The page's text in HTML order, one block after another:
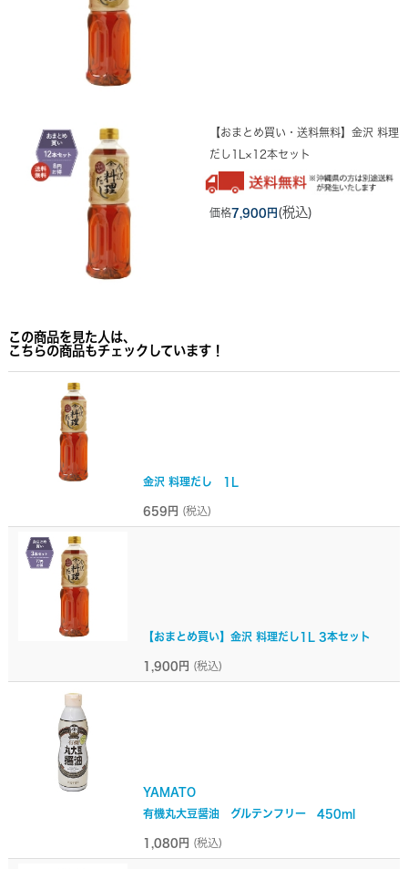
【おまとめ買い・送料無料】金沢 料理
だし1L×12本セット
価格7,900円 (税込)
この商品を見た人は、
こちらの商品もチェックしています！
金沢 料理だし 1L
659円 (税込)
【おまとめ買い】金沢 料理だし1L 3本セット
1,900円 (税込)
YAMATO
有機丸大豆醤油 グルテンフリー 450ml
1,080円 (税込)